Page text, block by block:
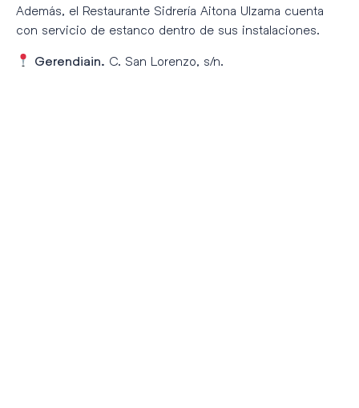
Además, el Restaurante Sidrería Aitona Ulzama cuenta
con servicio de estanco dentro de sus instalaciones.
Gerendiain. C. San Lorenzo, s/n.